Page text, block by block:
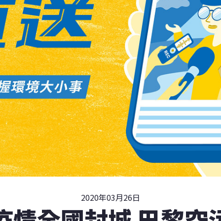
2020年03月26日